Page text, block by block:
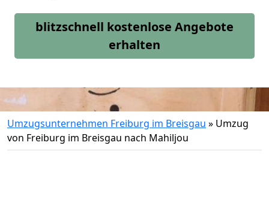
blitzschnell kostenlose Angebote
erhalten
Umzugsunternehmen Freiburg im Breisgau » Umzug
von Freiburg im Breisgau nach Mahiljou